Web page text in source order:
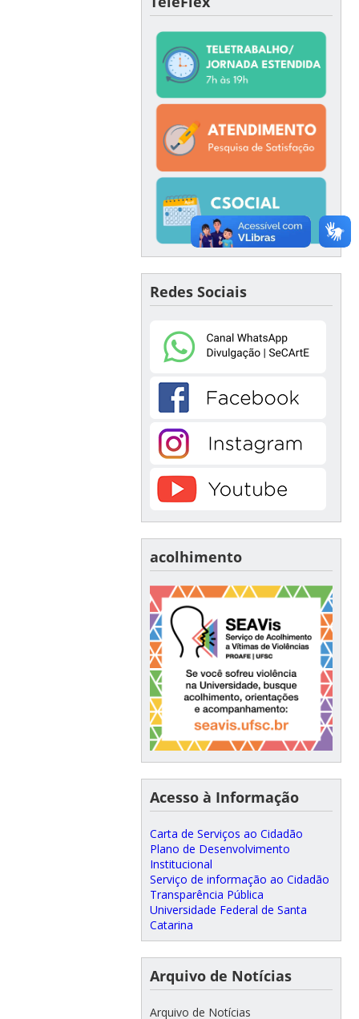
Redes Sociais
acolhimento
Acesso à Informação
Carta de Serviços ao Cidadão
Plano de Desenvolvimento
Institucional
Serviço de informação ao Cidadão
Transparência Pública
Universidade Federal de Santa
Catarina
Arquivo de Notícias
Arquivo de Notícias